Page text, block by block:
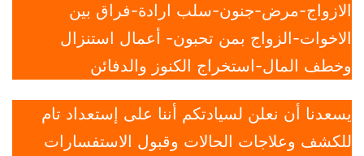
الازواج-مرض-جنون-سلب ارادة-فراق بين
الاخوات-الزواج بمن تحبون- أعمال استنزال
وخطف المال-استخراج الكنوز والدفائن
يسعدنا أن نعلن لسيادتكم أننا على إستعداد تام
للكشف وعلاجات الحالات وقبول الاستفسارات